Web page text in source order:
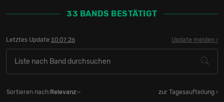
33 BANDS BESTÄTIGT
Sortieren nach: Relevanz zur Tagesaufteilung ›
Letztes Update:10.07.26 Update melden